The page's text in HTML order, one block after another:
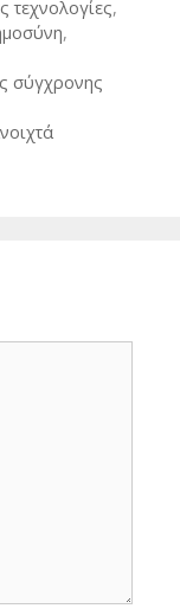
τεχνολογίες,
,
σύγχρονης